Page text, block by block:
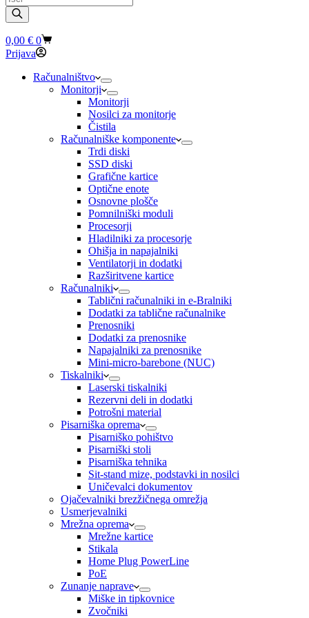
search
Shopping
cart
0,00 € 0
Prijava
Računalništvo
Monitorji
Monitorji
Nosilci za monitorje
Čistila
Računalniške komponente
Trdi diski
SSD diski
Grafične kartice
Optične enote
Osnovne plošče
Pomnilniški moduli
Procesorji
Hladilniki za procesorje
Ohišja in napajalniki
Ventilatorji in dodatki
Razširitvene kartice
Računalniki
Tablični računalniki in e-Bralniki
Dodatki za tablične računalnike
Prenosniki
Dodatki za prenosnike
Napajalniki za prenosnike
Mini-micro-barebone (NUC)
Tiskalniki
Laserski tiskalniki
Rezervni deli in dodatki
Potrošni material
Pisarniška oprema
Pisarniško pohištvo
Pisarniški stoli
Pisarniška tehnika
Sit-stand mize, podstavki in nosilci
Uničevalci dokumentov
Ojačevalniki brezžičnega omrežja
Usmerjevalniki
Mrežna oprema
Mrežne kartice
Stikala
Home Plug PowerLine
PoE
Zunanje naprave
Miške in tipkovnice
Zvočniki